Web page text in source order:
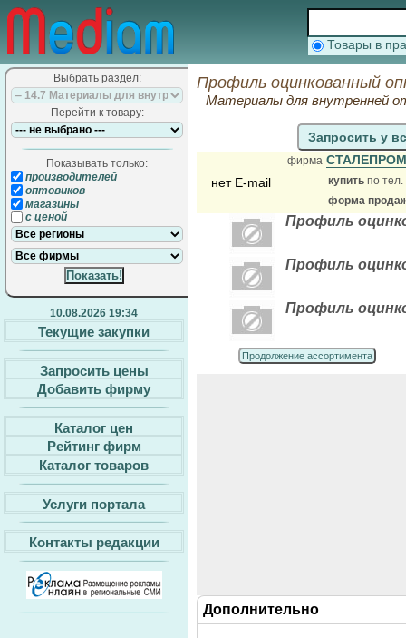
Товары в
Выбрать раздел:
Перейти к товару:
Показывать только:
производителей
оптовиков
магазины
с ценой
10.08.2026 19:34
Текущие закупки
Запросить цены
Добавить фирму
Каталог цен
Рейтинг фирм
Каталог товаров
Услуги портала
Контакты редакции
Профиль оцинкованный
Материалы для внутренней
Запросить у
нет E-mail
фирма
купить по тел.
форма
Профиль
Профиль
Профиль
Продолжение ассортимента
Дополнительно